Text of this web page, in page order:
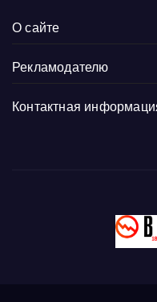
О сайте
Рекламодателю
Контактная